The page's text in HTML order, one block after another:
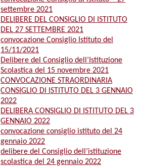
settembre 2021
DELIBERE DEL CONSIGLIO DI ISTITUTO
DEL 27 SETTEMBRE 2021
convocazione Consiglio Istituto del
15/11/2021
Delibere del Consiglio dell’Istituzione
Scolastica del 15 novembre 2021
CONVOCAZIONE STRAORDINARIA
CONSIGLIO DI ISTITUTO DEL 3 GENNAIO
2022
DELIBERA CONSIGLIO DI ISTITUTO DEL 3
GENNAIO 2022
convocazione consiglio istituto del 24
gennaio 2022
delibere del Consiglio dell’istituzione
scolastica del 24 gennaio 2022